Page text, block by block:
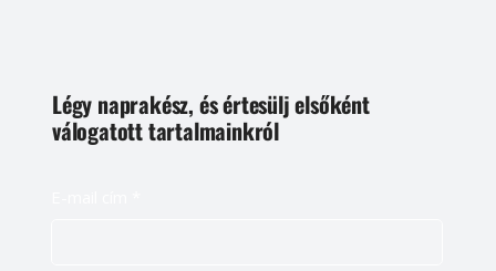
Légy naprakész, és értesülj elsőként
válogatott tartalmainkról